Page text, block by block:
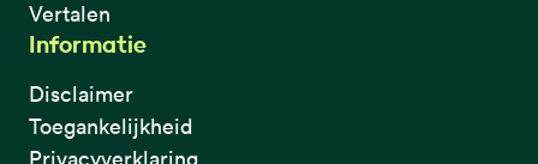
Vertalen
Informatie
Disclaimer
Toegankelijkheid